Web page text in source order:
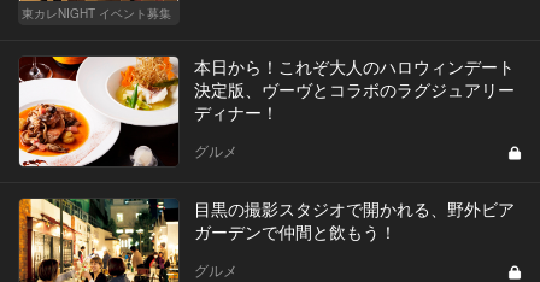
東カレNIGHT イベント募集
本日から！これぞ大人のハロウィンデート
決定版、ヴーヴとコラボのラグジュアリー
ディナー！
グルメ
目黒の撮影スタジオで開かれる、野外ビア
ガーデンで仲間と飲もう！
グルメ